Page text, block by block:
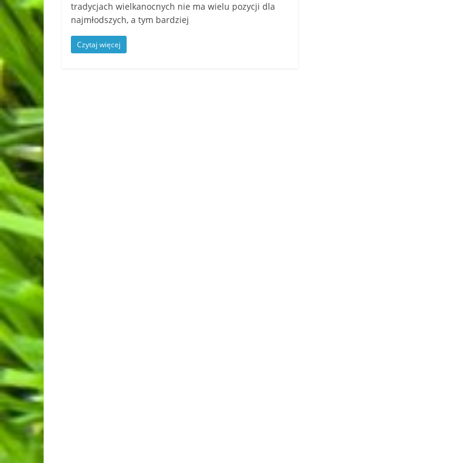
tradycjach wielkanocnych nie ma wielu pozycji dla
najmłodszych, a tym bardziej
Czytaj więcej